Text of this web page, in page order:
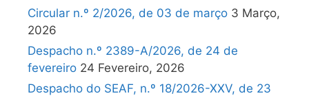
Circular n.º 2/2026, de 03 de março 3 Março,
2026
Despacho n.º 2389-A/2026, de 24 de
fevereiro 24 Fevereiro, 2026
Despacho do SEAF, n.º 18/2026-XXV, de 23